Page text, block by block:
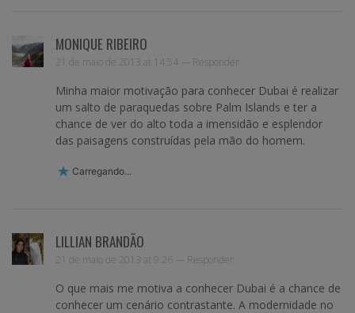
MONIQUE RIBEIRO
21 de maio de 2013 at 14:54 — Responder
Minha maior motivação para conhecer Dubai é realizar
um salto de paraquedas sobre Palm Islands e ter a
chance de ver do alto toda a imensidão e esplendor
das paisagens construídas pela mão do homem.
Carregando...
LILLIAN BRANDÃO
21 de maio de 2013 at 9:26 — Responder
O que mais me motiva a conhecer Dubai é a chance de
conhecer um cenário contrastante. A modernidade no